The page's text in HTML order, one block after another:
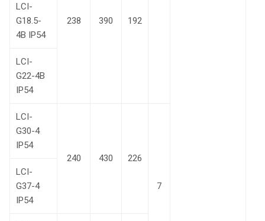
238 390 192
LCI-
G18.5-
4В IP54
LCI-
G22-4В
IP54
LCI-
G30-4
IP54
240
430 226
7
LCI-
G37-4
IP54